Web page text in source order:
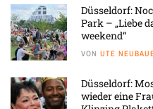
Düsseldorf:
Park – „Liebe
weekend“
VON UTE
Düsseldorf:
wieder eine